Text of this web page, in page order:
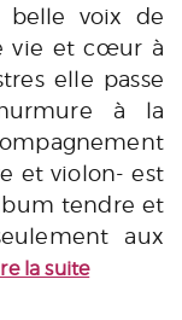
belle voix de
vie et cœur à
elle passe
à la
et violon- est
tendre et
aux
la suite